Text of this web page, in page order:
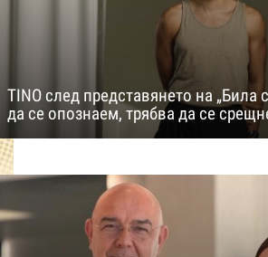
TINO след представянето на „Била
да се опознаем, трябва да се